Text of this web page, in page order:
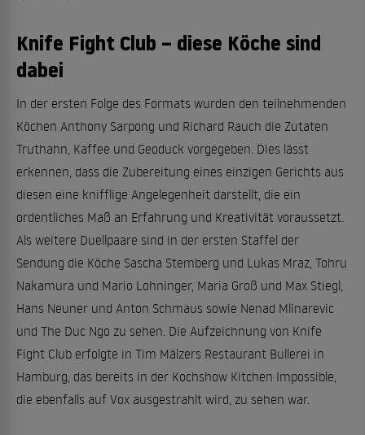
Knife Fight Club – diese Köche sind
dabei
In der ersten Folge des Formats wurden den teilnehmenden
Köchen Anthony Sarpong und Richard Rauch die Zutaten
Truthahn, Kaffee und Geoduck vorgegeben. Dies lässt
erkennen, dass die Zubereitung eines einzigen Gerichts aus
diesen eine knifflige Angelegenheit darstellt, die ein
ordentliches Maß an Erfahrung und Kreativität voraussetzt.
Als weitere Duellpaare sind in der ersten Staffel der
Sendung die Köche Sascha Stemberg und Lukas Mraz, Tohru
Nakamura und Mario Lohninger, Maria Groß und Max Stiegl,
Hans Neuner und Anton Schmaus sowie Nenad Mlinarevic
und The Duc Ngo zu sehen. Die Aufzeichnung von Knife
Fight Club erfolgte in Tim Mälzers Restaurant Bullerei in
Hamburg, das bereits in der Kochshow Kitchen Impossible,
die ebenfalls auf Vox ausgestrahlt wird, zu sehen war.